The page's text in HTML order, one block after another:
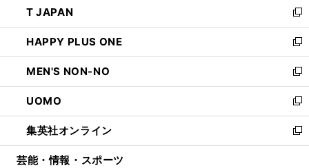
く
で
開
く
ド
ウ
で
開
く
ィ
ン
ド
ウ
で
開
く
い
ウ
ィ
ン
ド
ウ
で
開
く
T JAPAN
新
し
い
ウ
ィ
ン
ド
ウ
で
開
HAPPY PLUS ONE
新
し
い
ウ
ィ
ン
ド
ウ
MEN'S NON-NO
新
し
い
ウ
ィ
ン
UOMO
新
し
い
ウ
集英社オンライン
新
し
芸能・情報・スポーツ